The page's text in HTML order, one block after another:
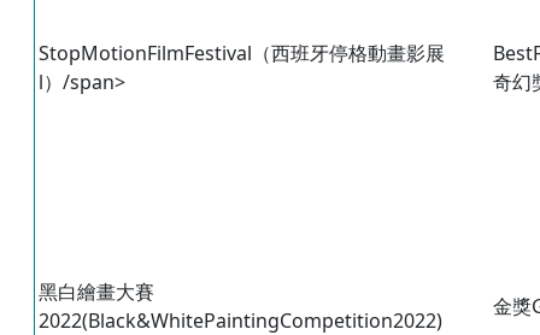
StopMotionFilmFestival（西班牙停格動畫影展
l）/span>
奇幻
黑白繪畫大賽
2022(Black&WhitePaintingCompetition2022)
金獎